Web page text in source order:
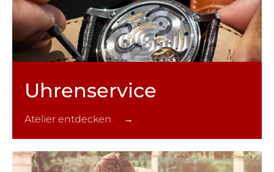
Uhren­service
Atelier entdecken →